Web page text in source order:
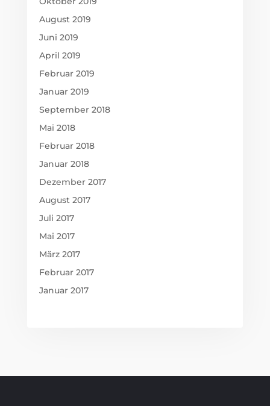
August 2019
Juni 2019
April 2019
Februar 2019
Januar 2019
September 2018
Mai 2018
Februar 2018
Januar 2018
Dezember 2017
August 2017
Juli 2017
Mai 2017
März 2017
Februar 2017
Januar 2017